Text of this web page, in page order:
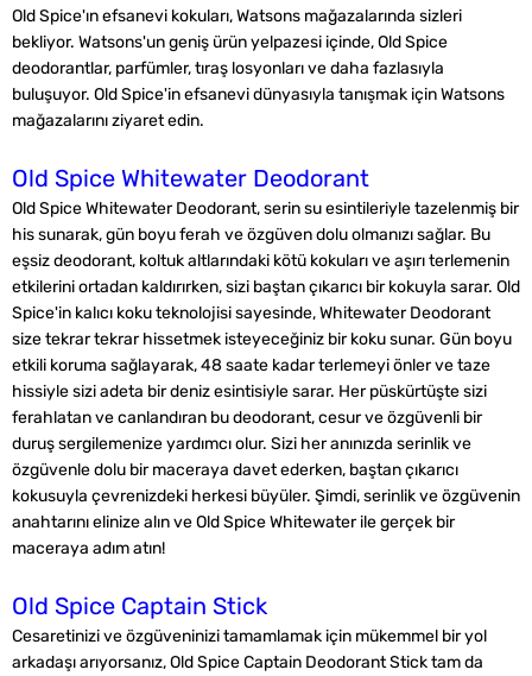
Old Spice'ın efsanevi kokuları, Watsons mağazalarında sizleri
bekliyor. Watsons'un geniş ürün yelpazesi içinde, Old Spice
deodorantlar, parfümler, tıraş losyonları ve daha fazlasıyla
buluşuyor. Old Spice'in efsanevi dünyasıyla tanışmak için Watsons
mağazalarını ziyaret edin.
Old Spice Whitewater Deodorant
Old Spice Whitewater Deodorant, serin su esintileriyle tazelenmiş bir
his sunarak, gün boyu ferah ve özgüven dolu olmanızı sağlar. Bu
eşsiz deodorant, koltuk altlarındaki kötü kokuları ve aşırı terlemenin
etkilerini ortadan kaldırırken, sizi baştan çıkarıcı bir kokuyla sarar. Old
Spice'in kalıcı koku teknolojisi sayesinde, Whitewater Deodorant
size tekrar tekrar hissetmek isteyeceğiniz bir koku sunar. Gün boyu
etkili koruma sağlayarak, 48 saate kadar terlemeyi önler ve taze
hissiyle sizi adeta bir deniz esintisiyle sarar. Her püskürtüşte sizi
ferahlatan ve canlandıran bu deodorant, cesur ve özgüvenli bir
duruş sergilemenize yardımcı olur. Sizi her anınızda serinlik ve
özgüvenle dolu bir maceraya davet ederken, baştan çıkarıcı
kokusuyla çevrenizdeki herkesi büyüler. Şimdi, serinlik ve özgüvenin
anahtarını elinize alın ve Old Spice Whitewater ile gerçek bir
maceraya adım atın!
Old Spice Captain Stick
Cesaretinizi ve özgüveninizi tamamlamak için mükemmel bir yol
arkadaşı arıyorsanız, Old Spice Captain Deodorant Stick tam da